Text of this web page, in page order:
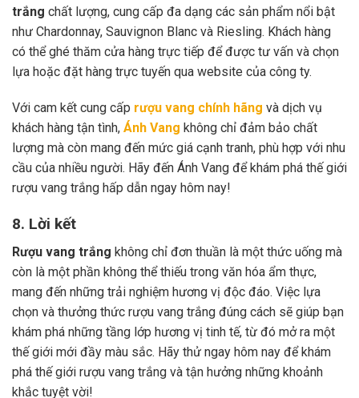
trắng chất lượng, cung cấp đa dạng các sản phẩm nổi bật
như Chardonnay, Sauvignon Blanc và Riesling. Khách hàng
có thể ghé thăm cửa hàng trực tiếp để được tư vấn và chọn
lựa hoặc đặt hàng trực tuyến qua website của công ty.
Với cam kết cung cấp rượu vang chính hãng và dịch vụ
khách hàng tận tình, Ánh Vang không chỉ đảm bảo chất
lượng mà còn mang đến mức giá cạnh tranh, phù hợp với nhu
cầu của nhiều người. Hãy đến Ánh Vang để khám phá thế giới
rượu vang trắng hấp dẫn ngay hôm nay!
8. Lời kết
Rượu vang trắng không chỉ đơn thuần là một thức uống mà
còn là một phần không thể thiếu trong văn hóa ẩm thực,
mang đến những trải nghiệm hương vị độc đáo. Việc lựa
chọn và thưởng thức rượu vang trắng đúng cách sẽ giúp bạn
khám phá những tầng lớp hương vị tinh tế, từ đó mở ra một
thế giới mới đầy màu sắc. Hãy thử ngay hôm nay để khám
phá thế giới rượu vang trắng và tận hưởng những khoảnh
khắc tuyệt vời!